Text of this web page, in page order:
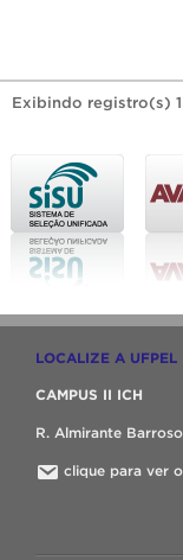
Exibindo registro(s)
LOCALIZE A UFPEL
CAMPUS II ICH
R. Almirante
clique para ver